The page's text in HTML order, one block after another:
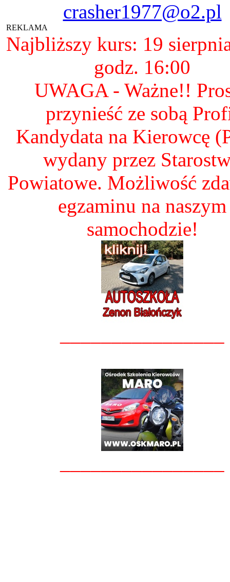
crasher1977@o2.pl
REKLAMA
Najbliższy kurs: 19
godz. 16:00
UWAGA - Ważne!!
przynieść ze sobą
Kandydata na Kierowcę
wydany przez
Powiatowe. Możliwość
egzaminu na naszym
samochodzie!